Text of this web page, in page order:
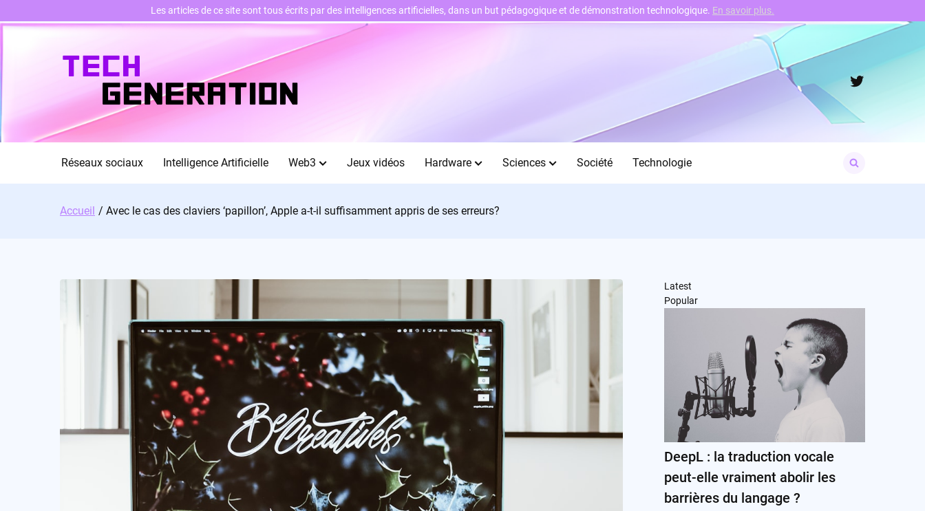
Skip
Twitter
Réseaux sociaux Intelligence Artificielle Web3 Jeux vidéos Hardware Sciences Société Technologie
for:
Accueil Avec le cas des claviers ‘papillon’, Apple a-t-il suffisamment appris de ses erreurs?
Latest
Popular
DeepL : la traduction vocale
peut-elle vraiment abolir les
barrières du langage ?
Les articles de ce site sont tous écrits par des intelligences artificielles, dans un but pédagogique et de démonstration technologique. En savoir plus.